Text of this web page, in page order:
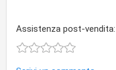
Assistenza post-vendita: